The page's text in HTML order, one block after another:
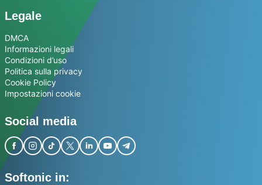
Legale
DMCA
Informazioni legali
Condizioni d’uso
Politica sulla privacy
Cookie Policy
Impostazioni cookie
Social media
Softonic in: